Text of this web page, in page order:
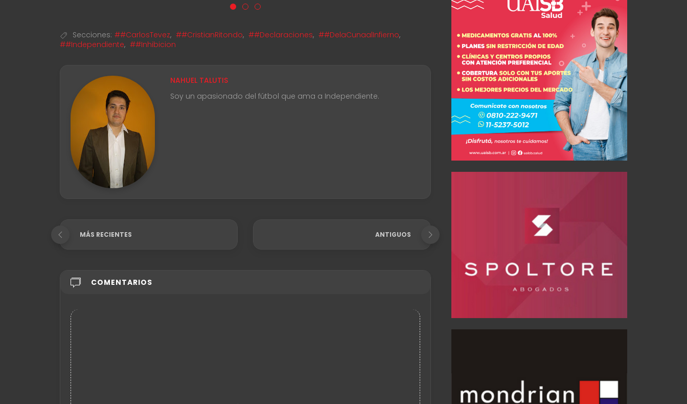
Secciones: ##CarlosTevez, ##CristianRitondo, ##Declaraciones, ##DelaCunaalInfierno,
##Independiente, ##Inhibicion
NAHUEL TALUTIS
Soy un apasionado del fútbol que ama a Independiente.
MÁS RECIENTES ANTIGUOS
COMENTARIOS